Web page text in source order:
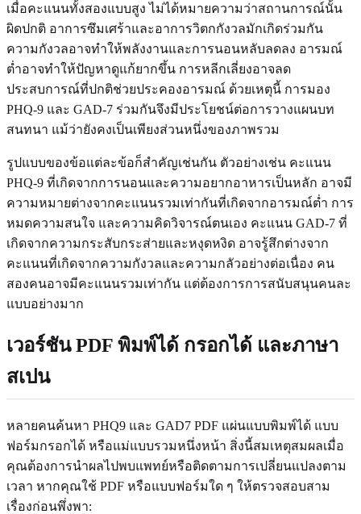
เมื่อคะแนนทั้งสองแบบสูง ไม่ได้หมายความว่าสถานการณ์นั้น
ผิดปกติ อาการซึมเศร้าและอาการวิตกกังวลมักเกิดร่วมกัน
ความกังวลอาจทำให้พลังงานและการนอนหลับลดลง อารมณ์
ต่ำอาจทำให้ปัญหาดูแก้ยากขึ้น การหลีกเลี่ยงอาจลด
ประสบการณ์ที่ปกติช่วยประคองอารมณ์ ด้วยเหตุนี้ การมอง
PHQ-9 และ GAD-7 ร่วมกันจึงมีประโยชน์ต่อการวางแผนบท
สนทนา แม้ว่ายังคงเป็นเพียงส่วนหนึ่งของภาพรวม
รูปแบบของข้อแต่ละข้อก็สำคัญเช่นกัน ตัวอย่างเช่น คะแนน
PHQ-9 ที่เกิดจากการนอนและความอยากอาหารเป็นหลัก อาจมี
ความหมายต่างจากคะแนนรวมเท่ากันที่เกิดจากอารมณ์ต่ำ การ
หมดความสนใจ และความคิดวิจารณ์ตนเอง คะแนน GAD-7 ที่
เกิดจากความกระสับกระส่ายและหงุดหงิด อาจรู้สึกต่างจาก
คะแนนที่เกิดจากความกังวลและความกลัวอย่างต่อเนื่อง คน
สองคนอาจมีคะแนนรวมเท่ากัน แต่ต้องการการสนับสนุนคนละ
แบบอย่างมาก
เวอร์ชัน PDF พิมพ์ได้ กรอกได้ และภาษา
สเปน
หลายคนค้นหา PHQ9 และ GAD7 PDF แผ่นแบบพิมพ์ได้ แบบ
ฟอร์มกรอกได้ หรือแม่แบบรวมหนึ่งหน้า สิ่งนี้สมเหตุสมผลเมื่อ
คุณต้องการนำผลไปพบแพทย์หรือติดตามการเปลี่ยนแปลงตาม
เวลา หากคุณใช้ PDF หรือแบบฟอร์มใด ๆ ให้ตรวจสอบสาม
เรื่องก่อนพึ่งพา: